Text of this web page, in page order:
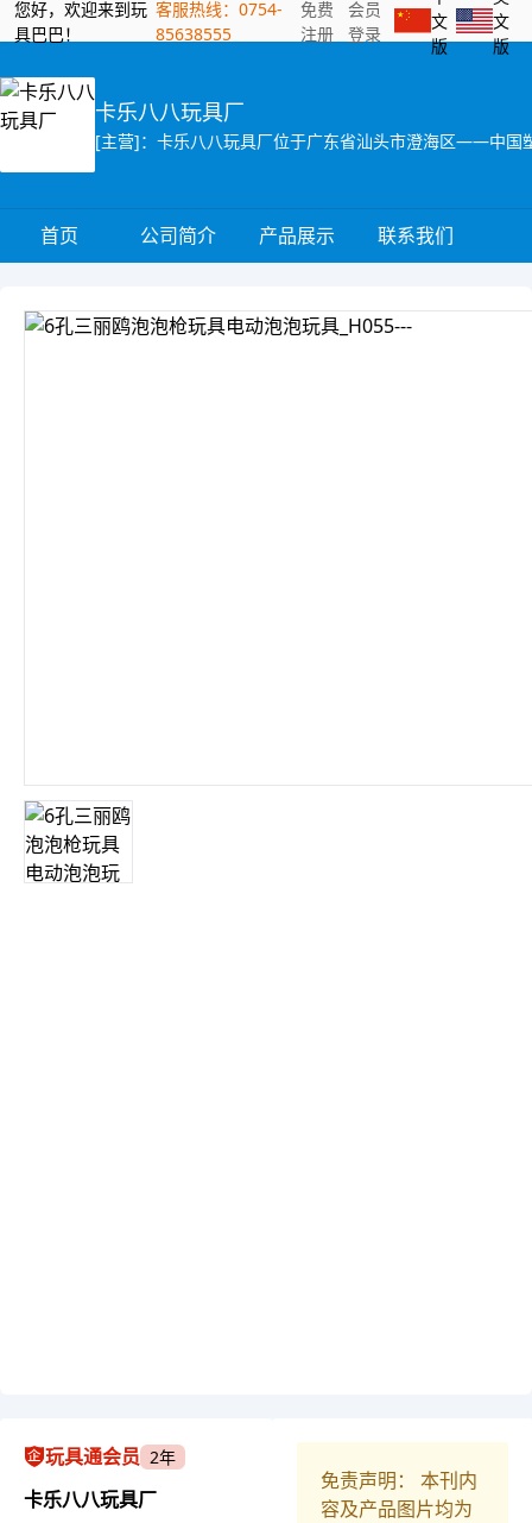
您好，欢迎来到玩
具巴巴！
客服热线：0754-
85638555
免费
注册
会员
登录
文
版
文
版
卡乐八八玩具厂
首页 公司简介 产品展示 联系我们
玩具通会员 2年
卡乐八八玩具厂
免责声明： 本刊内
容及产品图片均为